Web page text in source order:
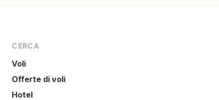
CERCA
Voli
Offerte di voli
Hotel